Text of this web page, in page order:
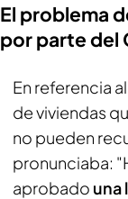
El problema
por parte del
En referencia
de viviendas
no pueden
pronunciaba:
aprobado una